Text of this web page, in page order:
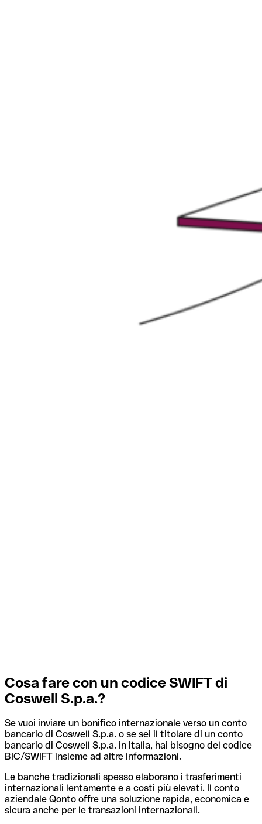
Cosa fare con un codice SWIFT di
Coswell S.p.a.?
Se vuoi inviare un bonifico internazionale verso un conto
bancario di Coswell S.p.a. o se sei il titolare di un conto
bancario di Coswell S.p.a. in Italia, hai bisogno del codice
BIC/SWIFT insieme ad altre informazioni.
Le banche tradizionali spesso elaborano i trasferimenti
internazionali lentamente e a costi più elevati. Il conto
aziendale Qonto offre una soluzione rapida, economica e
sicura anche per le transazioni internazionali.